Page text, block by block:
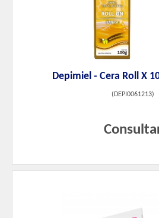
Depimiel - Cera Roll X
( DEPI0061213)